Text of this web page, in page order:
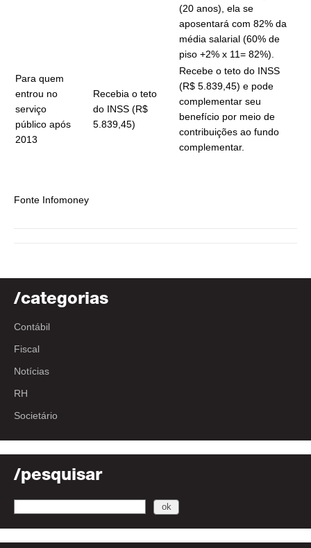
/categorias
Contábil
Fiscal
Notícias
RH
Societário
/pesquisar
(20 anos), ela se
aposentará com 82% da
média salarial (60% de
piso +2% x 11= 82%).
Para quem
entrou no
serviço
público após
2013
Recebia o teto
do INSS (R$
5.839,45)
Recebe o teto do INSS
(R$ 5.839,45) e pode
complementar seu
benefício por meio de
contribuições ao fundo
complementar.
Fonte Infomoney